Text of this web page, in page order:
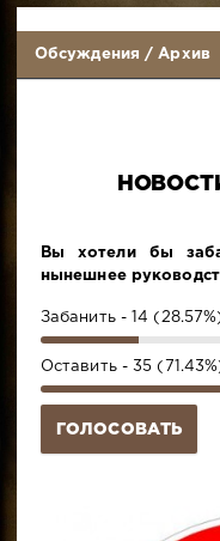
Обсуждения / Архив
Вы хотели бы
нынешнее
Забанить - 14
Оставить - 35
ГОЛОСОВАТЬ